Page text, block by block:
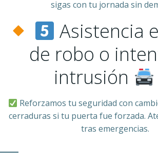
sigas con tu jornada sin
Asistencia
de robo o
intrusión
Reforzamos tu seguridad con
cerraduras si tu puerta fue forzada.
tras emergencias.